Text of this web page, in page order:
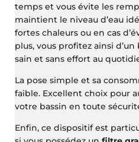
temps et vous évite les
maintient le niveau d’eau
fortes chaleurs ou en cas
plus, vous profitez ainsi
sain et sans effort au
La pose simple et sa
faible. Excellent choix pour
votre bassin en toute
Enfin, ce dispositif est